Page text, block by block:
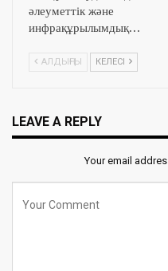
әлеуметтік және
инфрақұрылымдық…
АЛДЫҢҒЫ КЕЛЕСІ
LEAVE A REPLY
Your email